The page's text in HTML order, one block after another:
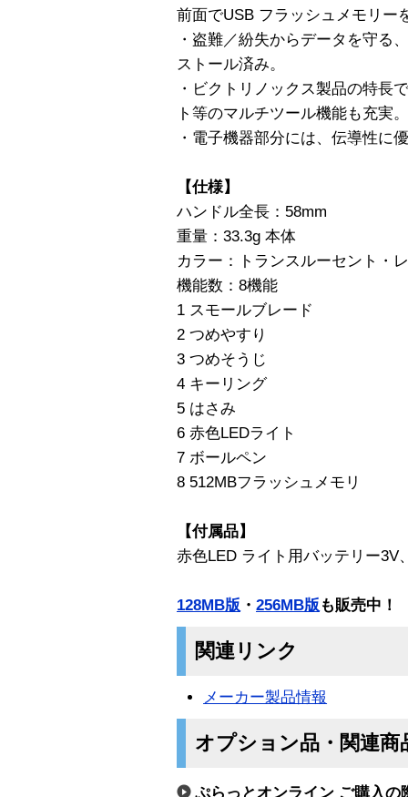
前面でUSB フラッシュメモリー
・盗難／紛失からデータを守る
ストール済み。
・ビクトリノックス製品の特長
ト等のマルチツール機能も充実。
・電子機器部分には、伝導性に
【仕様】
ハンドル全長：58mm
重量：33.3g 本体
カラー：トランスルーセント・
機能数：8機能
1 スモールブレード
2 つめやすり
3 つめそうじ
4 キーリング
5 はさみ
6 赤色LEDライト
7 ボールペン
8 512MBフラッシュメモリ
【付属品】
赤色LED ライト用バッテリー3V
128MB版 ・ 256MB版 も販売中！
関連リンク
メーカー製品情報
オプション品・関連商
ぷらっとオンライン ご購入の